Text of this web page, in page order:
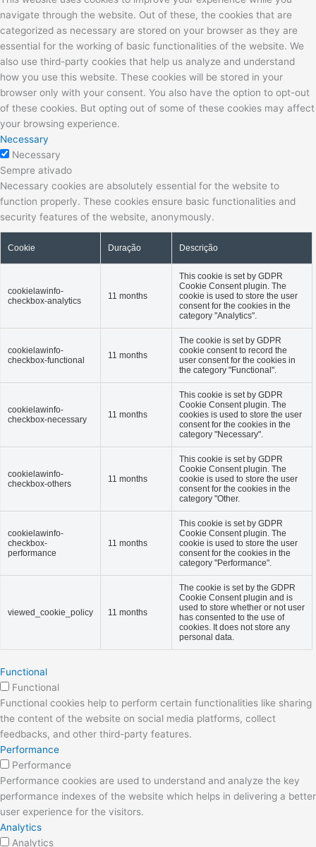
navigate through the website. Out of these, the cookies that are
categorized as necessary are stored on your browser as they are
essential for the working of basic functionalities of the website. We
also use third-party cookies that help us analyze and understand
how you use this website. These cookies will be stored in your
browser only with your consent. You also have the option to opt-out
of these cookies. But opting out of some of these cookies may affect
your browsing experience.
Necessary
Necessary
Sempre ativado
Necessary cookies are absolutely essential for the website to
function properly. These cookies ensure basic functionalities and
security features of the website, anonymously.
Cookie Duração Descrição
cookielawinfo-
checkbox-analytics
11 months
This cookie is set by GDPR
Cookie Consent plugin. The
cookie is used to store the user
consent for the cookies in the
category "Analytics".
cookielawinfo-
checkbox-functional
11 months
The cookie is set by GDPR
cookie consent to record the
user consent for the cookies in
the category "Functional".
cookielawinfo-
checkbox-necessary
11 months
This cookie is set by GDPR
Cookie Consent plugin. The
cookies is used to store the user
consent for the cookies in the
category "Necessary".
cookielawinfo-
checkbox-others
11 months
This cookie is set by GDPR
Cookie Consent plugin. The
cookie is used to store the user
consent for the cookies in the
category "Other.
cookielawinfo-
checkbox-
performance
11 months
This cookie is set by GDPR
Cookie Consent plugin. The
cookie is used to store the user
consent for the cookies in the
category "Performance".
viewed_cookie_policy 11 months
The cookie is set by the GDPR
Cookie Consent plugin and is
used to store whether or not user
has consented to the use of
cookies. It does not store any
personal data.
Functional
Functional
Functional cookies help to perform certain functionalities like sharing
the content of the website on social media platforms, collect
feedbacks, and other third-party features.
Performance
Performance
Performance cookies are used to understand and analyze the key
performance indexes of the website which helps in delivering a better
user experience for the visitors.
Analytics
Analytics